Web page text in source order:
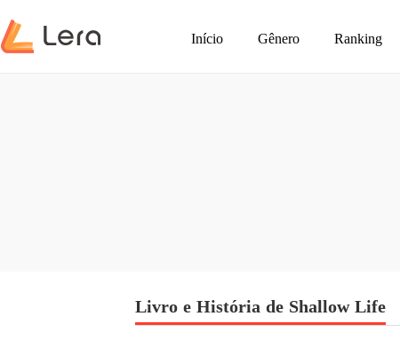
Início Gênero Ranking
Livro e História de Shallow Life